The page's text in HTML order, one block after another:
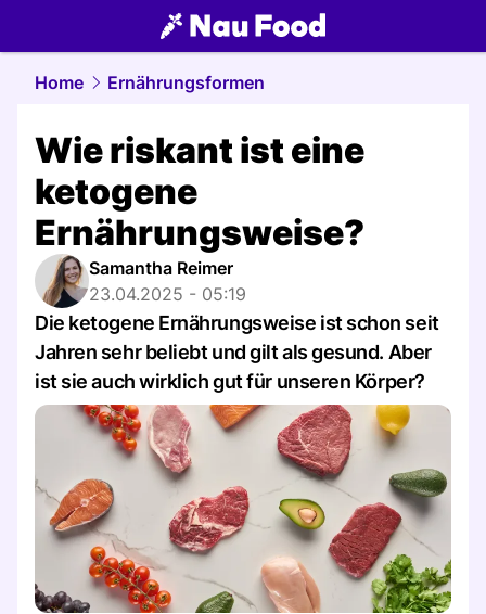
food.NAU.ch
Home Ernährungsformen
Wie riskant ist eine
ketogene
Ernährungsweise?
Samantha Reimer
23.04.2025 - 05:19
Die ketogene Ernährungsweise ist schon seit
Jahren sehr beliebt und gilt als gesund. Aber
ist sie auch wirklich gut für unseren Körper?